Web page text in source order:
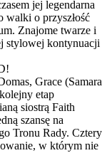
jej legendarna
walki o przyszłość
Znajome twarze i
stylowej kontynuacji
Grace (Samara
etap
siostrą Faith
szansę na
Tronu Rady. Cztery
w którym nie